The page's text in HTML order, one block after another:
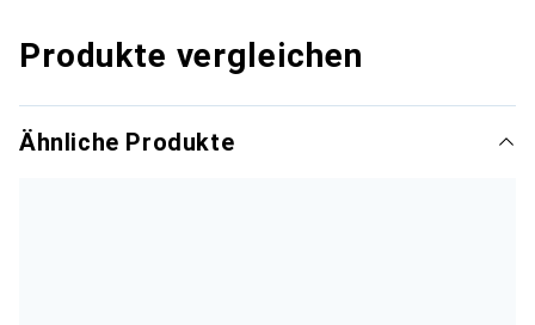
Produkte vergleichen
Ähnliche Produkte